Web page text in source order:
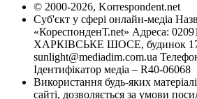
© 2000-2026, Korrespondent.net
Суб'єкт у сфері онлайн-медіа
«КореспонденТ.net» Адреса:
ХАРКІВСЬКЕ ШОСЕ, будинок
sunlight@mediadim.com.ua
Ідентифікатор медіа – R40-06068
Використання будь-яких
сайті, дозволяється за умови